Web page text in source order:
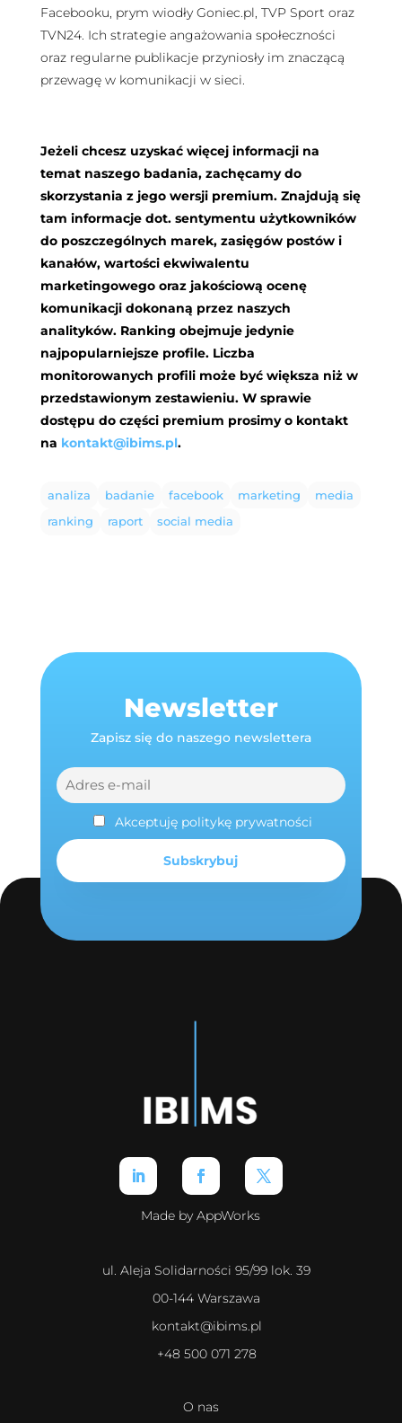
Facebooku, prym wiodły Goniec.pl, TVP Sport oraz
TVN24. Ich strategie angażowania społeczności
oraz regularne publikacje przyniosły im znaczącą
przewagę w komunikacji w sieci.
Jeżeli chcesz uzyskać więcej informacji na
temat naszego badania, zachęcamy do
skorzystania z jego wersji premium. Znajdują się
tam informacje dot. sentymentu użytkowników
do poszczególnych marek, zasięgów postów i
kanałów, wartości ekwiwalentu
marketingowego oraz jakościową ocenę
komunikacji dokonaną przez naszych
analityków. Ranking obejmuje jedynie
najpopularniejsze profile. Liczba
monitorowanych profili może być większa niż w
przedstawionym zestawieniu. W sprawie
dostępu do części premium prosimy o kontakt
na kontakt@ibims.pl.
analiza badanie facebook marketing
media
ranking
raport social media
Newsletter
Zapisz się do naszego newslettera
Akceptuję politykę prywatności
Made by AppWorks
ul. Aleja Solidarności 95/99 lok. 39
00-144 Warszawa
kontakt@ibims.pl
+48 500 071 278
O nas